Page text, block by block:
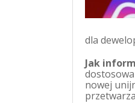
dla
Jak
nowej